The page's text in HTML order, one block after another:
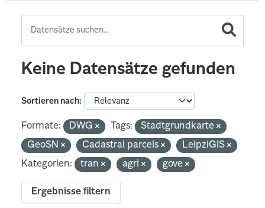
Keine Datensätze gefunden
Sortieren nach
Formate: DWG Tags:
Stadtgrundkarte
GeoSN
Cadastral parcels
LeipziGIS
Kategorien:
tran agri gove
Ergebnisse filtern